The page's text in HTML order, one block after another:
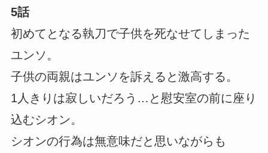
5話
初めてとなる執刀で子供を死なせてしまった
ユンソ。
子供の両親はユンソを訴えると激高する。
1人きりは寂しいだろう…と慰安室の前に座り
込むシオン。
シオンの行為は無意味だと思いながらも